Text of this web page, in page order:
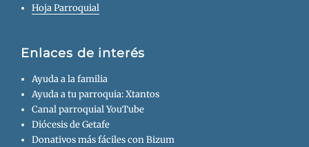
Hoja Parroquial
Enlaces de interés
Ayuda a la familia
Ayuda a tu parroquia: Xtantos
Canal parroquial YouTube
Diócesis de Getafe
Donativos más fáciles con Bizum